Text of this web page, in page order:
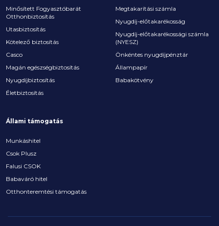
Minősített Fogyasztóbarát
Otthonbiztosítás
Utasbiztosítás
Kötelező biztosítás
Casco
Magán egészségbiztosítás
Nyugdíjbiztosítás
Életbiztosítás
Megtakarítási számla
Nyugdíj-előtakarékosság
Nyugdíj-előtakarékossági számla
(NYESZ)
Önkéntes nyugdíjpénztár
Állampapír
Babakötvény
Állami támogatás
Munkáshitel
Csok Plusz
Falusi CSOK
Babaváró hitel
Otthonteremtési támogatás